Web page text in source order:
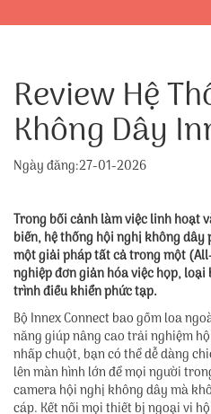
Review Hệ
Không Dây
Ngày đăng:27-01-2026
Trong bối cảnh làm việc linh hoạt
biến, hệ thống hội nghị không dây
một giải pháp tất cả trong một
nghiệp đơn giản hóa việc họp,
trình điều khiển phức tạp.
Bộ Innex Connect bao gồm loa
năng giúp nâng cao trải nghiệm
nhấp chuột, bạn có thể dễ dàng
lên màn hình lớn để mọi người
camera hội nghị không dây mà
cáp. Kết nối mọi thiết bị ngoại vi